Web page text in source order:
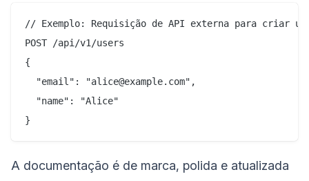
// Exemplo: Requisição de API externa para criar
POST /api/v1/users
{
  "email": "alice@example.com",
  "name": "Alice"
A documentação é de marca, polida e atualizada